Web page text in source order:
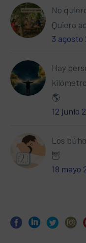
No
Quiero
3 agosto
Hay
🌎
12 junio
Los
🦉
18 mayo